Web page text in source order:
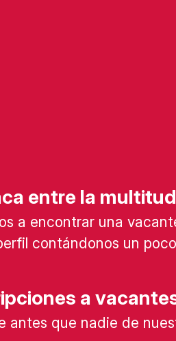
entre la multitud
a encontrar una
contándonos un
a
antes que nadie de